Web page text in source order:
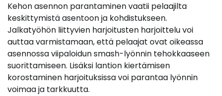
Kehon asennon parantaminen vaatii pelaajilta
keskittymistä asentoon ja kohdistukseen.
Jalkatyöhön liittyvien harjoitusten harjoittelu voi
auttaa varmistamaan, että pelaajat ovat oikeassa
asennossa viipaloidun smash-lyönnin tehokkaaseen
suorittamiseen. Lisäksi lantion kiertämisen
korostaminen harjoituksissa voi parantaa lyönnin
voimaa ja tarkkuutta.